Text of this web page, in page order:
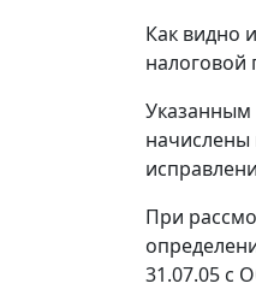
Как видно
налоговой
Указанным
начислены
При
31.07.05 с